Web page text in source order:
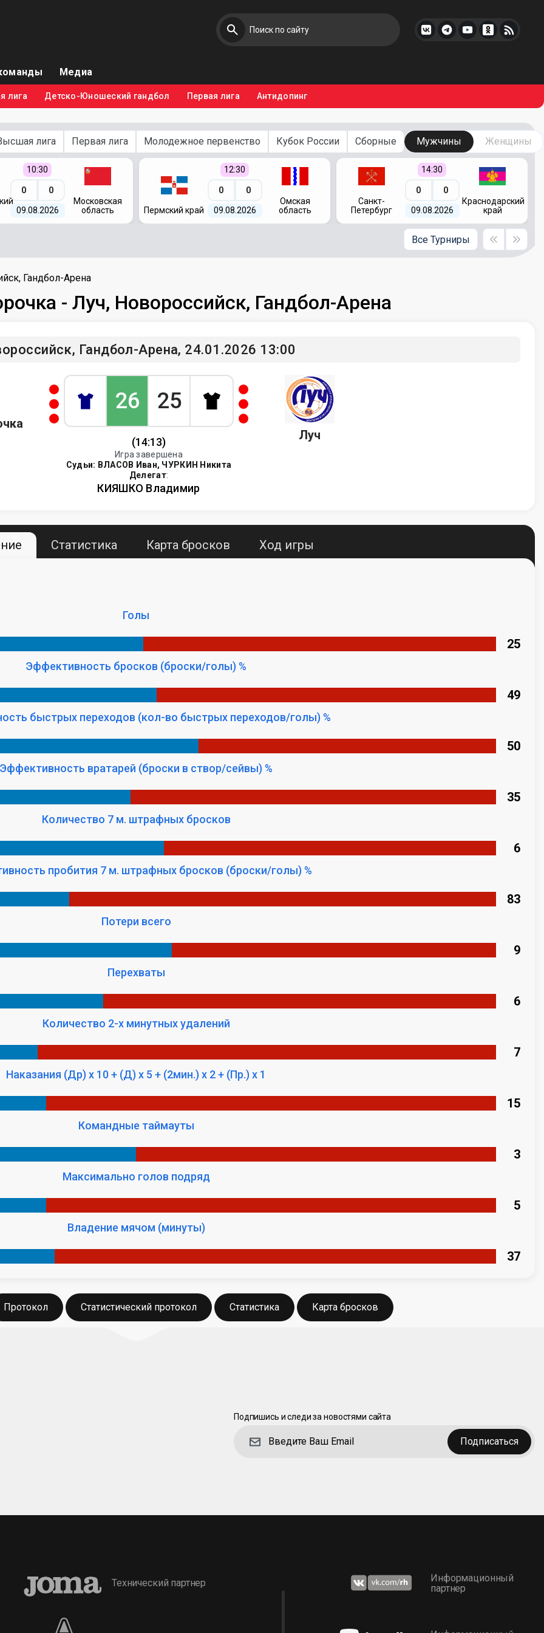
Медиа
лига Детско-Юношеский гандбол Первая лига Антидопинг
лига Первая лига Молодежное первенство Кубок России Сборные Мужчины Женщины
10:30
0 0
09.08.2026
Московская
область
Пермский край
12:30
0 0
09.08.2026
Омская
область
Санкт-
Петербург
14:30
0 0
09.08.2026
Краснодарский
край
Все Турниры
Гандбол-Арена
- Луч, Новороссийск, Гандбол-Арена
Гандбол-Арена, 24.01.2026 13:00
26 25
(14:13)
Игра завершена
Судьи: ВЛАСОВ Иван, ЧУРКИН Никита
Делегат:
КИЯШКО Владимир
Луч
Статистика Карта бросков Ход игры
Голы
25
Эффективность бросков (броски/голы) %
49
быстрых переходов (кол-во быстрых переходов/голы) %
50
Эффективность вратарей (броски в створ/сейвы) %
35
Количество 7 м. штрафных бросков
6
пробития 7 м. штрафных бросков (броски/голы) %
83
Потери всего
9
Перехваты
6
Количество 2-х минутных удалений
7
Наказания (Др) x 10 + (Д) x 5 + (2мин.) x 2 + (Пр.) x 1
15
Командные таймауты
3
Максимально голов подряд
5
Владение мячом (минуты)
37
Протокол Статистический протокол Статистика Карта бросков
Подпишись и следи за новостями сайта
Подписаться
Технический партнер
Информационный
партнер